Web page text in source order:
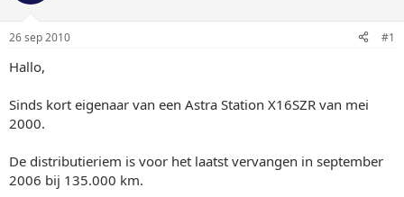
s
a
t
r
a
26 sep 2010 #1
Hallo,
Sinds kort eigenaar van een Astra Station X16SZR van mei
2000.
De distributieriem is voor het laatst vervangen in september
2006 bij 135.000 km.